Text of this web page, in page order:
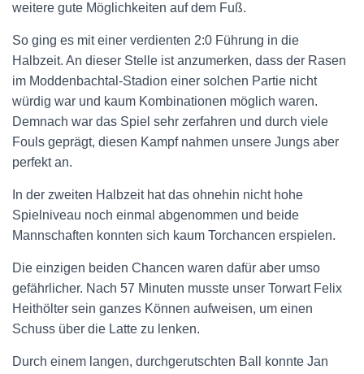
weitere gute Möglichkeiten auf dem Fuß.
So ging es mit einer verdienten 2:0 Führung in die
Halbzeit. An dieser Stelle ist anzumerken, dass der Rasen
im Moddenbachtal-Stadion einer solchen Partie nicht
würdig war und kaum Kombinationen möglich waren.
Demnach war das Spiel sehr zerfahren und durch viele
Fouls geprägt, diesen Kampf nahmen unsere Jungs aber
perfekt an.
In der zweiten Halbzeit hat das ohnehin nicht hohe
Spielniveau noch einmal abgenommen und beide
Mannschaften konnten sich kaum Torchancen erspielen.
Die einzigen beiden Chancen waren dafür aber umso
gefährlicher. Nach 57 Minuten musste unser Torwart Felix
Heithölter sein ganzes Können aufweisen, um einen
Schuss über die Latte zu lenken.
Durch einem langen, durchgerutschten Ball konnte Jan